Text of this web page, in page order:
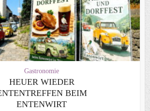
Gastronomie
HEUER WIEDER
BEIM
ENTENWIRT